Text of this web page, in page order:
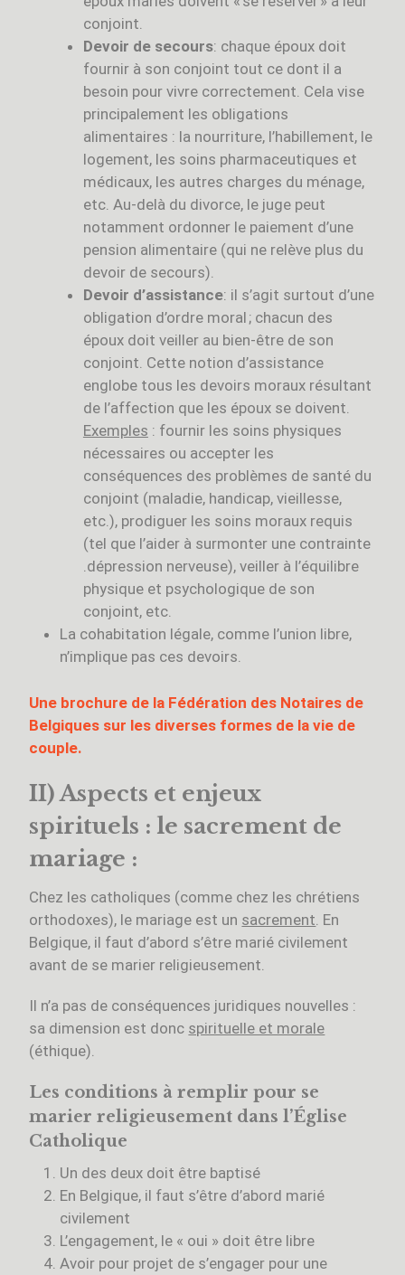
conjoint.
Devoir de secours: chaque époux doit
fournir à son conjoint tout ce dont il a
besoin pour vivre correctement. Cela vise
principalement les obligations
alimentaires : la nourriture, l’habillement, le
logement, les soins pharmaceutiques et
médicaux, les autres charges du ménage,
etc. Au-delà du divorce, le juge peut
notamment ordonner le paiement d’une
pension alimentaire (qui ne relève plus du
devoir de secours).
Devoir d’assistance: il s’agit surtout d’une
obligation d’ordre moral ; chacun des
époux doit veiller au bien-être de son
conjoint. Cette notion d’assistance
englobe tous les devoirs moraux résultant
de l’affection que les époux se doivent.
Exemples : fournir les soins physiques
nécessaires ou accepter les
conséquences des problèmes de santé du
conjoint (maladie, handicap, vieillesse,
etc.), prodiguer les soins moraux requis
(tel que l’aider à surmonter une contrainte
.dépression nerveuse), veiller à l’équilibre
physique et psychologique de son
conjoint, etc.
La cohabitation légale, comme l’union libre,
n’implique pas ces devoirs.
Une brochure de la Fédération des Notaires de
Belgiques sur les diverses formes de la vie de
couple.
II) Aspects et enjeux
spirituels : le sacrement de
mariage :
Chez les catholiques (comme chez les chrétiens
orthodoxes), le mariage est un sacrement . En
Belgique, il faut d’abord s’être marié civilement
avant de se marier religieusement.
Il n’a pas de conséquences juridiques nouvelles :
sa dimension est donc spirituelle et morale
(éthique).
Les conditions à remplir pour se
marier religieusement dans l’Église
Catholique
Un des deux doit être baptisé
En Belgique, il faut s’être d’abord marié
civilement
L’engagement, le « oui » doit être libre
Avoir pour projet de s’engager pour une